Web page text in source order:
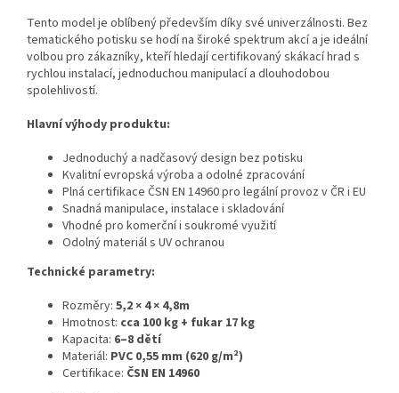
Tento model je oblíbený především díky své univerzálnosti. Bez
tematického potisku se hodí na široké spektrum akcí a je ideální
volbou pro zákazníky, kteří hledají certifikovaný skákací hrad s
rychlou instalací, jednoduchou manipulací a dlouhodobou
spolehlivostí.
Hlavní výhody produktu:
Jednoduchý a nadčasový design bez potisku
Kvalitní evropská výroba a odolné zpracování
Plná certifikace ČSN EN 14960 pro legální provoz v ČR i EU
Snadná manipulace, instalace i skladování
Vhodné pro komerční i soukromé využití
Odolný materiál s UV ochranou
Technické parametry:
Rozměry: 5,2 × 4 × 4,8m
Hmotnost: cca 100 kg + fukar 17 kg
Kapacita: 6–8 dětí
Materiál: PVC 0,55 mm (620 g/m²)
Certifikace: ČSN EN 14960